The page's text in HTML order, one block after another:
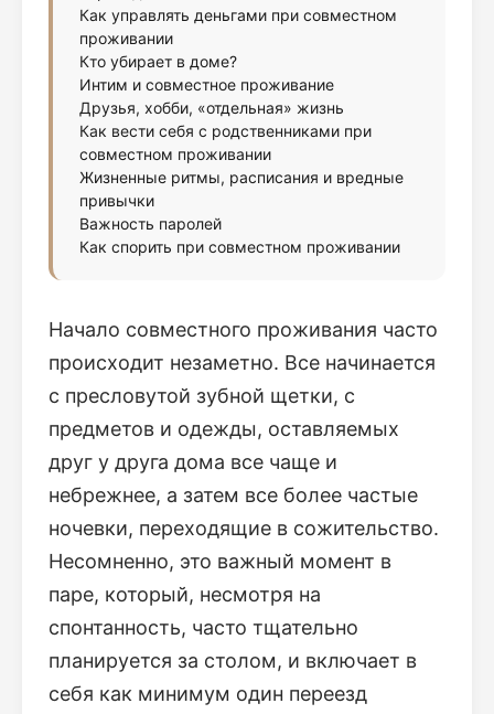
Как управлять деньгами при совместном
проживании
Кто убирает в доме?
Интим и совместное проживание
Друзья, хобби, «отдельная» жизнь
Как вести себя с родственниками при
совместном проживании
Жизненные ритмы, расписания и вредные
привычки
Важность паролей
Как спорить при совместном проживании
Начало совместного проживания часто
происходит незаметно. Все начинается
с пресловутой зубной щетки, с
предметов и одежды, оставляемых
друг у друга дома все чаще и
небрежнее, а затем все более частые
ночевки, переходящие в сожительство.
Несомненно, это важный момент в
паре, который, несмотря на
спонтанность, часто тщательно
планируется за столом, и включает в
себя как минимум один переезд